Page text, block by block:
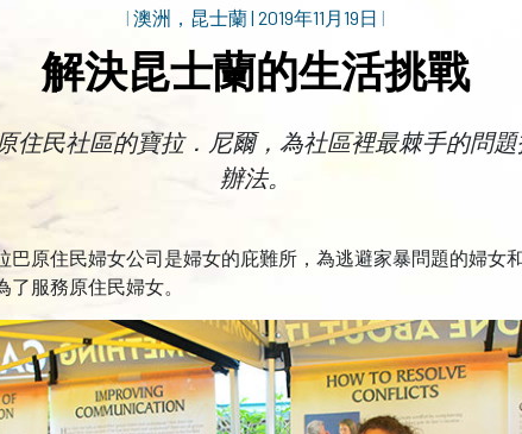
| 澳洲，昆士蘭| 2019年11月19日 |
解決昆士蘭的生活挑戰
住民社區的寶拉．尼爾，為社區裡最棘手的問
辦法。
巴原住民婦女公司是婦女的庇難所，為逃避家暴問題的婦女
服務原住民婦女。